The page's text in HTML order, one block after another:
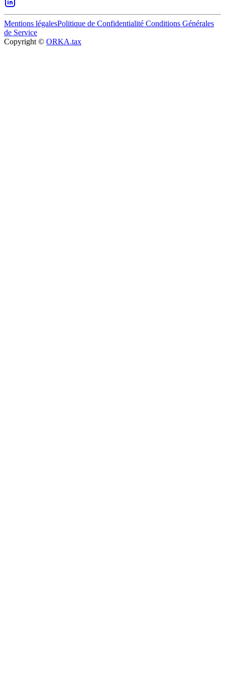
Mentions légalesPolitique de Confidentialité Conditions Générales
de Service
Copyright © ORKA.tax